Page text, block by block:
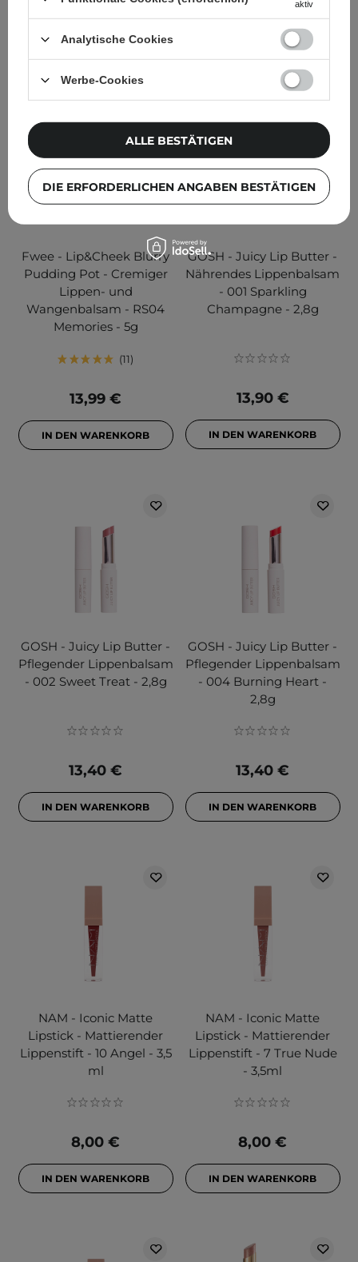
IN DEN WARENKORB
8,99 €
IN DEN WARENKORB
Fwee - Lip&Cheek Blurry
Pudding Pot - Cremiger
Lippen- und
Wangenbalsam - RS04
Memories - 5g
11
13,99 €
IN DEN WARENKORB
GOSH - Juicy Lip Butter -
Nährendes Lippenbalsam
- 001 Sparkling
Champagne - 2,8g
13,90 €
IN DEN WARENKORB
GOSH - Juicy Lip Butter -
Pflegender Lippenbalsam
- 002 Sweet Treat - 2,8g
13,40 €
IN DEN WARENKORB
GOSH - Juicy Lip Butter -
Pflegender Lippenbalsam
- 004 Burning Heart -
2,8g
13,40 €
IN DEN WARENKORB
NAM - Iconic Matte
Lipstick - Mattierender
Lippenstift - 10 Angel - 3,5
ml
8,00 €
IN DEN WARENKORB
NAM - Iconic Matte
Lipstick - Mattierender
Lippenstift - 7 True Nude
- 3,5ml
8,00 €
IN DEN WARENKORB
aktiv
Analytische Cookies
Werbe-Cookies
DIE ERFORDERLICHEN ANGABEN BESTÄTIGEN
ALLE BESTÄTIGEN